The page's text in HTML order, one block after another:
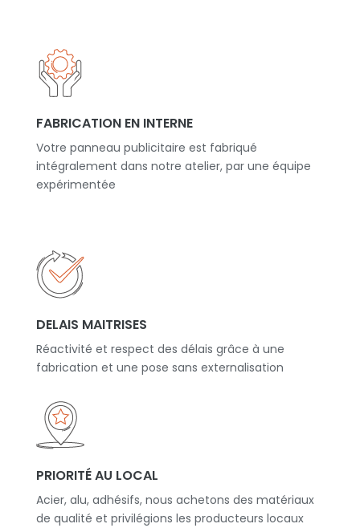
FABRICATION EN INTERNE
Votre panneau publicitaire est fabriqué
intégralement dans notre atelier, par une équipe
expérimentée
DELAIS MAITRISES
Réactivité et respect des délais grâce à une
fabrication et une pose sans externalisation
PRIORITÉ AU LOCAL
Acier, alu, adhésifs, nous achetons des matériaux
de qualité et privilégions les producteurs locaux